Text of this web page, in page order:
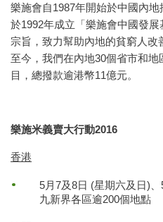
樂施會自1987年開始於中國內
於1992年成立「樂施會中國發
宗旨，致力幫助內地的貧窮人改
至今，我們在內地30個省市和
目，總撥款逾港幣11億元。
樂施米義賣大行動2016
香港
5月7及8日 (星期六及日)
九新界各區逾200個地點